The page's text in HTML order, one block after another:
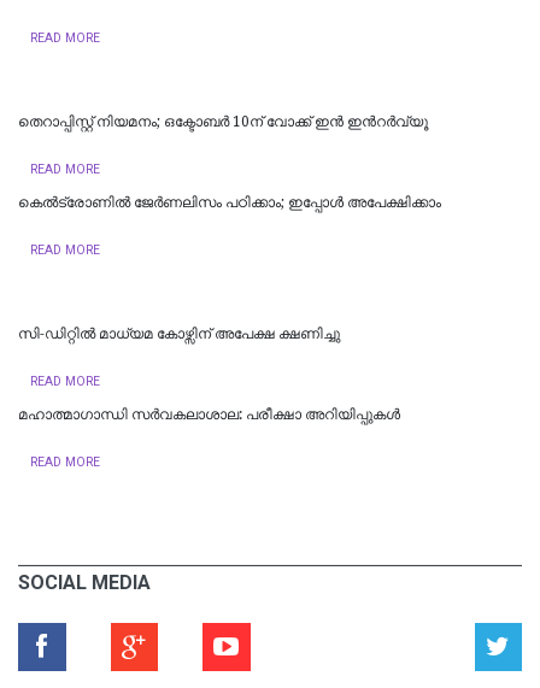
READ MORE
തെറാപ്പിസ്റ്റ് നിയമനം; ഒക്ടോബർ 10ന് വോക്ക് ഇൻ ഇന്‍റർവ്യൂ
READ MORE
കെൽട്രോണിൽ ജേർണലിസം പഠിക്കാം; ഇപ്പോൾ അപേക്ഷിക്കാം
READ MORE
സി-ഡിറ്റിൽ മാധ്യമ കോഴ്സിന് അപേക്ഷ ക്ഷണിച്ചു
READ MORE
മഹാത്മാഗാന്ധി സർവകലാശാല: പരീക്ഷാ അറിയിപ്പുകൾ
READ MORE
SOCIAL MEDIA